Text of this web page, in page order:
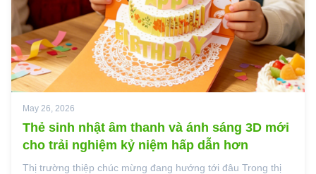
May 26, 2026
Thẻ sinh nhật âm thanh và ánh sáng 3D mới
cho trải nghiệm kỷ niệm hấp dẫn hơn
Thị trường thiệp chúc mừng đang hướng tới đâu Trong thị